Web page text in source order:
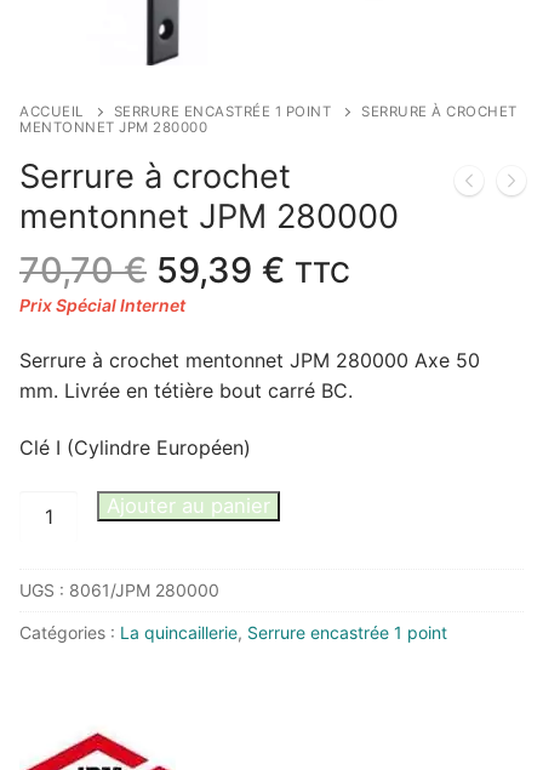
ACCUEIL SERRURE ENCASTRÉE 1 POINT
SERRURE À CROCHET
MENTONNET JPM 280000
Serrure à crochet
mentonnet JPM 280000
70,70€ Le
prix
était :
70,70 €.
59,39 € Le
est :
59,39 €.
TTC
Serrure à crochet mentonnet JPM 280000 Axe 50
mm. Livrée en tétière bout carré BC.
Clé I (Cylindre Européen)
quantité
à
crochet
Ajouter au panier
UGS : 8061/JPM 280000
Catégories : La quincaillerie, Serrure encastrée 1 point